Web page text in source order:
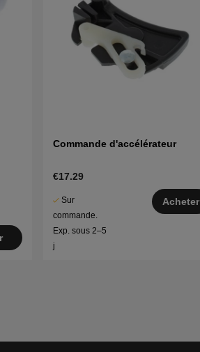
Commande d'accélérateur
€17.29
Sur
commande.
Exp. sous 2–5
j
Acheter